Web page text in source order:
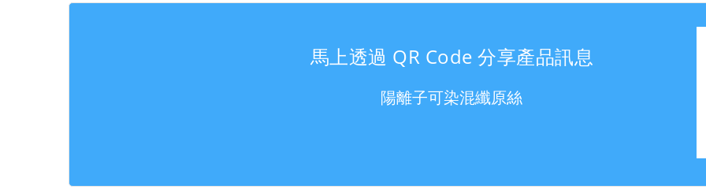
馬上透過 QR Code 分享產品訊息
陽離子可染混纖原絲